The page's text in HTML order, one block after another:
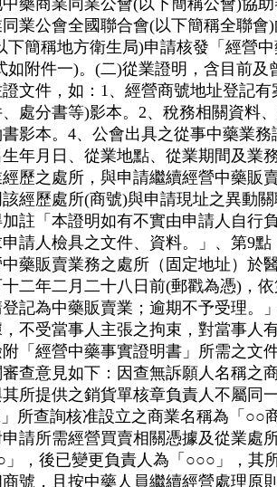
藥商業同業公會(以下簡稱公會)協
業公會全國聯合會(以下簡稱全聯
下簡稱地方衛生局)申請核發「經營
如附件一)。(二)從業證明，含目前
文件，如：1、經營商號地址登記
處分書等)影本。2、稅務相關資料
影本。4、公會出具之從事中藥業
年月日、從業地點、從業期間及業
歷之處所，與申請繼續經營中藥販
經歷處所(商號)與申請現址之異動
註「本證明如有不實由申請人自行
請人檢具之文件、資料。」、第9
藥販賣業務之處所（固定地址）於
二年二月二十八日前(郵戳為憑)，
記為中藥販賣業；逾期不予受理。
不受當事人主張之拘束，對當事人
「經營中藥事實證明書」所需之文
查意見如下：因查無訴願人名稱之
所提供之銷貨單核章負責人不屬同
所查詢核准設立之商業名稱為「○○
請所需經營買賣相關憑據及從業處
」，後已變更負責人為「○○○」，其
號，且按中藥人員繼續經營處理原